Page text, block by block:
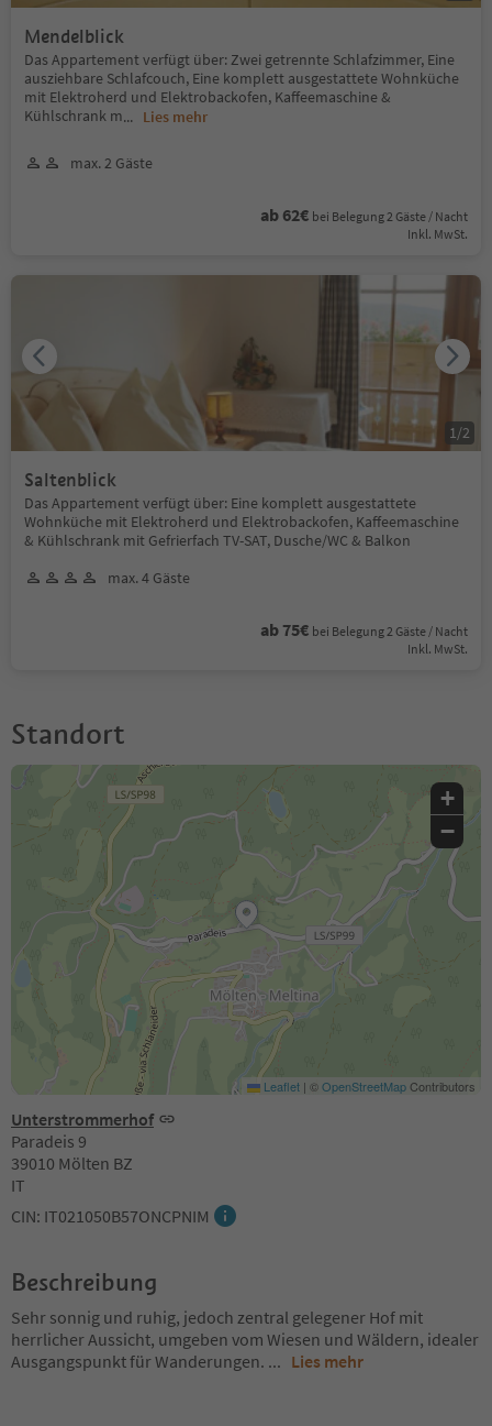
Mendelblick
Das Appartement verfügt über: Zwei getrennte Schlafzimmer, Eine
ausziehbare Schlafcouch, Eine komplett ausgestattete Wohnküche
mit Elektroherd und Elektrobackofen, Kaffeemaschine &
Kühlschrank m... Lies mehr
max. 2 Gäste
ab 62€ bei Belegung 2 Gäste / Nacht
Inkl. MwSt.
Saltenblick
Das Appartement verfügt über: Eine komplett ausgestattete
Wohnküche mit Elektroherd und Elektrobackofen, Kaffeemaschine
& Kühlschrank mit Gefrierfach TV-SAT, Dusche/WC & Balkon
max. 4 Gäste
ab 75€ bei Belegung 2 Gäste / Nacht
Inkl. MwSt.
1 /2
Standort
Unterstrommerhof
Paradeis 9
39010 Mölten BZ
IT
CIN: IT021050B57ONCPNIM
+
−
Leaflet | ©OpenStreetMapContributors
Beschreibung
Sehr sonnig und ruhig, jedoch zentral gelegener Hof mit
herrlicher Aussicht, umgeben vom Wiesen und Wäldern, idealer
Ausgangspunkt für Wanderungen. ... Lies mehr